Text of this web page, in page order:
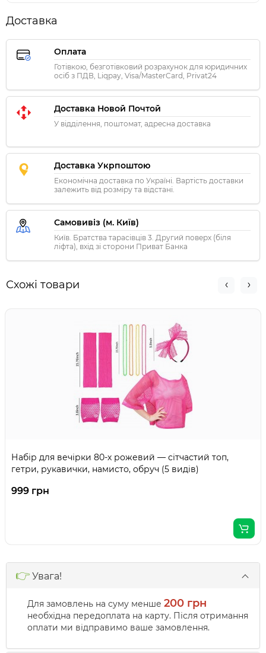
Доставка
Оплата
Готівкою, безготівковий розрахунок для юридичних
осіб з ПДВ, Liqpay, Visa/MasterCard, Privat24
Доставка Новой Почтой
У відділення, поштомат, адресна доставка
Доставка Укрпоштою
Економічна доставка по Україні. Вартість доставки
залежить від розміру та відстані.
Самовивіз (м. Київ)
Київ. Братства тарасівців 3. Другий поверх (біля
ліфта), вхід зі сторони Приват Банка
Схожі товари
Набір для вечірки 80-х рожевий — сітчастий топ,
гетри, рукавички, намисто, обруч (5 видів)
999 грн
👉 Увага!
Для замовлень на суму менше 200 грн
необхідна передоплата на карту. Після отримання
оплати ми відправимо ваше замовлення.